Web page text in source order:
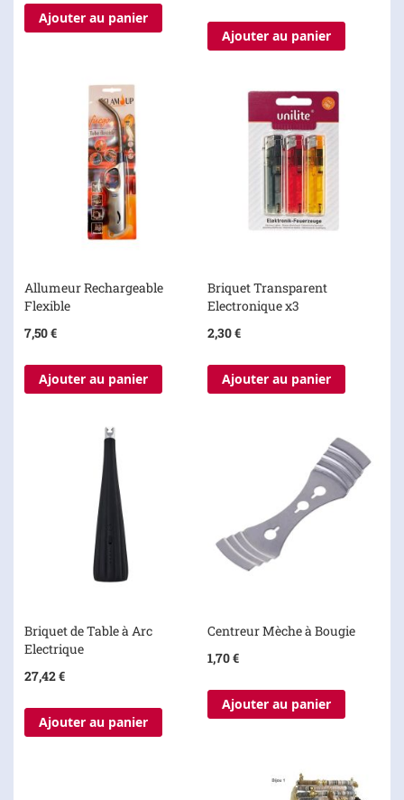
Ajouter au panier
Ajouter au panier
Allumeur Rechargeable
Flexible
7,50 €
Ajouter au panier
Briquet Transparent
Electronique x3
2,30 €
Ajouter au panier
Briquet de Table à Arc
Electrique
27,42 €
Ajouter au panier
Centreur Mèche à Bougie
1,70 €
Ajouter au panier